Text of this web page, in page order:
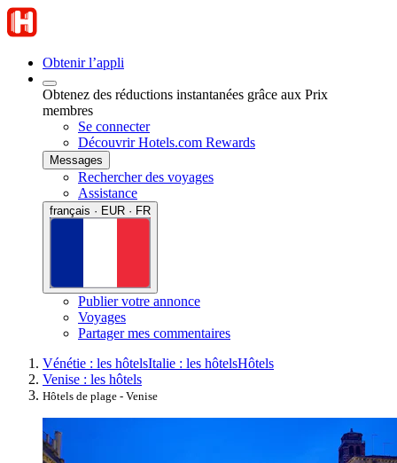
Obtenir l’appli
Obtenez des réductions instantanées grâce aux Prix
membres
Se connecter
Découvrir Hotels.com Rewards
Messages
Rechercher des voyages
Assistance
français · EUR · FR
Publier votre annonce
Voyages
Partager mes commentaires
Vénétie : les hôtelsItalie : les hôtelsHôtels
Venise : les hôtels
Hôtels de plage - Venise